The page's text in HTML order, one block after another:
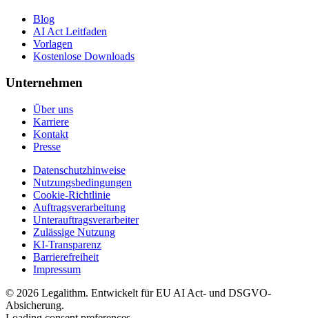
Blog
AI Act Leitfaden
Vorlagen
Kostenlose Downloads
Unternehmen
Über uns
Karriere
Kontakt
Presse
Datenschutzhinweise
Nutzungsbedingungen
Cookie-Richtlinie
Auftragsverarbeitung
Unterauftragsverarbeiter
Zulässige Nutzung
KI-Transparenz
Barrierefreiheit
Impressum
© 2026 Legalithm. Entwickelt für EU AI Act- und DSGVO-
Absicherung.